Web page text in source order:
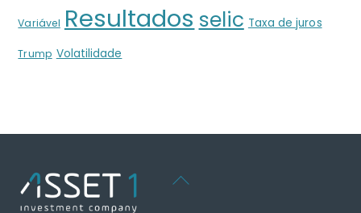
Variável Resultados selic Taxa de juros
Trump Volatilidade
Back